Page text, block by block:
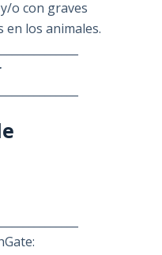
o con graves
los animales.